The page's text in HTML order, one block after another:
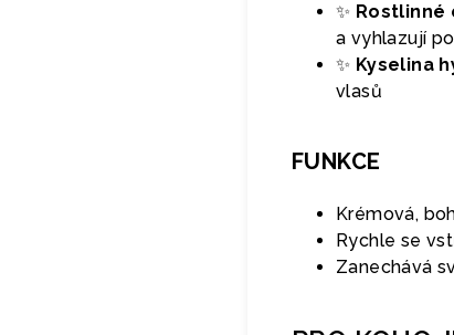
✨ Rostlinné
a vyhlazují
✨ Kyselina
vlasů
FUNKCE
Krémová,
Rychle se
Zanechává